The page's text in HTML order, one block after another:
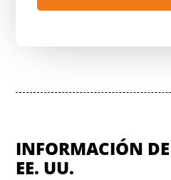
INFORMACIÓN
EE. UU.